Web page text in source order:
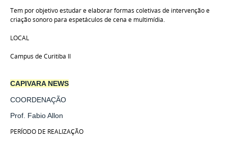
Tem por objetivo estudar e elaborar formas coletivas de intervenção e
criação sonoro para espetáculos de cena e multimídia.
LOCAL
Campus de Curitiba II
CAPIVARA NEWS
COORDENAÇÃO
Prof. Fabio Allon
PERÍODO DE REALIZAÇÃO